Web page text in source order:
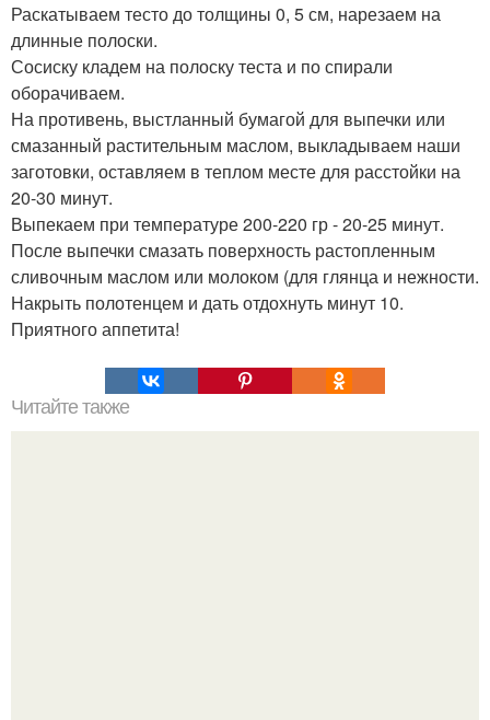
Раскатываем тесто до толщины 0, 5 см, нарезаем на
длинные полоски.
Сосиску кладем на полоску теста и по спирали
оборачиваем.
На противень, выстланный бумагой для выпечки или
смазанный растительным маслом, выкладываем наши
заготовки, оставляем в теплом месте для расстойки на
20-30 минут.
Выпекаем при температуре 200-220 гр - 20-25 минут.
После выпечки смазать поверхность растопленным
сливочным маслом или молоком (для глянца и нежности.
Накрыть полотенцем и дать отдохнуть минут 10.
Приятного аппетита!
Читайте также